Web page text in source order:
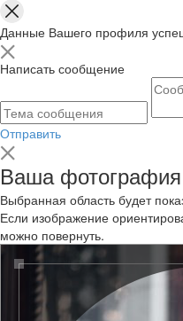
Данные Вашего профиля
Написать сообщение
Отправить
Ваша фотография
Выбранная область будет
Если изображение
можно повернуть.